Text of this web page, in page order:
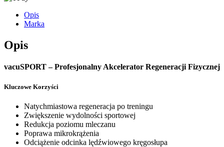
Opis
Marka
Opis
vacuSPORT – Profesjonalny Akcelerator Regeneracji Fizycznej
Kluczowe Korzyści
Natychmiastowa regeneracja po treningu
Zwiększenie wydolności sportowej
Redukcja poziomu mleczanu
Poprawa mikrokrążenia
Odciążenie odcinka lędźwiowego kręgosłupa